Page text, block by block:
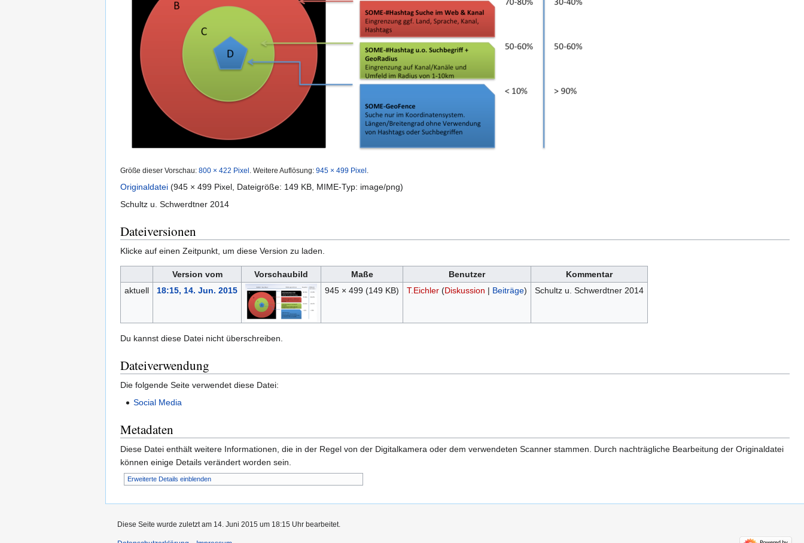
Größe dieser Vorschau: 800 × 422 Pixel Weitere Auflösung: 945 × 499 Pixel
Originaldatei (945 × 499 Pixel, Dateigröße: 149 KB, MIME-Typ: image/png)
Schultz u. Schwerdtner 2014
Dateiversionen
Klicke auf einen Zeitpunkt, um diese Version zu laden.
Version vom Vorschaubild Maße Benutzer
Kommentar
aktuell
18:15, 14. Jun. 2015 945 × 499 (149 KB) T.Eichler (Diskussion | Beiträge) Schultz u. Schwerdtner 2014
Du kannst diese Datei nicht überschreiben.
Dateiverwendung
Die folgende Seite verwendet diese Datei:
Social Media
Metadaten
Diese Datei enthält weitere Informationen, die in der Regel von der Digitalkamera oder dem verwendeten Scanner stammen. Durch nachträgliche Bearbeitung der Originaldatei
können einige Details verändert worden sein.
Erweiterte Details einblenden
Diese Seite wurde zuletzt am 14. Juni 2015 um 18:15 Uhr bearbeitet.